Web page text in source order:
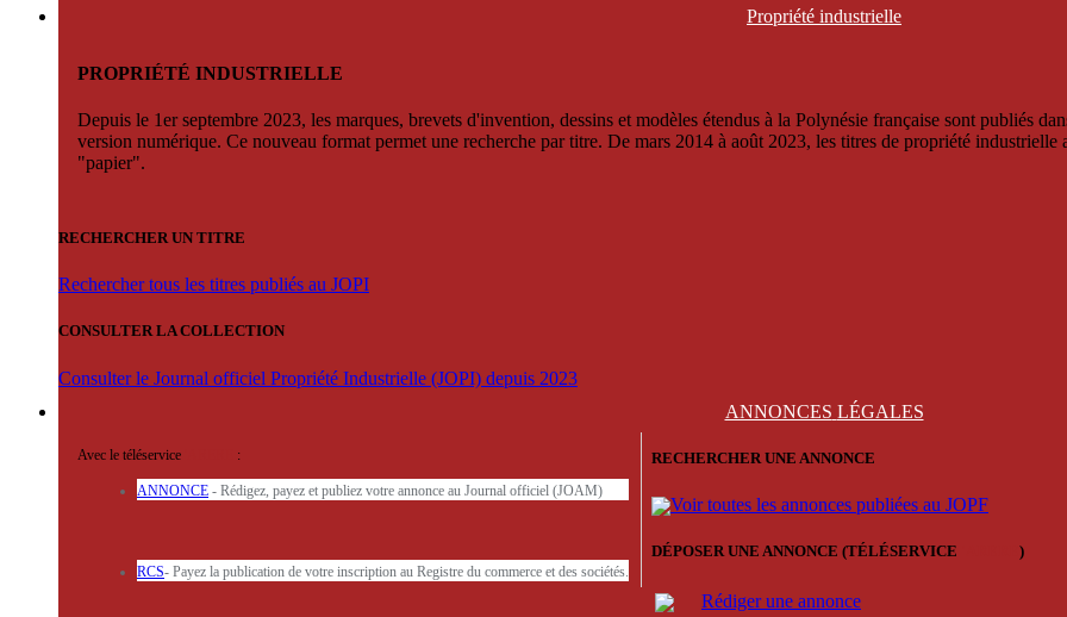
Propriété industrielle
PROPRIÉTÉ INDUSTRIELLE
Depuis le 1er septembre 2023, les marques, brevets d'invention, dessins et modèles étendus à la Polynésie française sont publiés
version numérique. Ce nouveau format permet une recherche par titre. De mars 2014 à août 2023, les titres de propriété
"papier".
RECHERCHER UN TITRE
Rechercher tous les titres publiés au JOPI
CONSULTER LA COLLECTION
Consulter le Journal officiel Propriété Industrielle (JOPI) depuis 2023
ANNONCES LÉGALES
Avec le téléservice :
ANNONCE - Rédigez, payez et publiez votre annonce au Journal officiel (JOAM)
RCS- Payez la publication de votre inscription au Registre du commerce et des sociétés.
RECHERCHER UNE ANNONCE
Voir toutes les annonces publiées au JOPF
DÉPOSER UNE ANNONCE (TÉLÉSERVICE )
Rédiger une annonce